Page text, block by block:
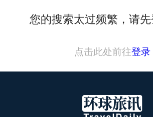
您的搜索太过频繁，请先
点击此处前往登录